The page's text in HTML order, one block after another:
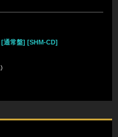
[通常盤] [SHM-CD]